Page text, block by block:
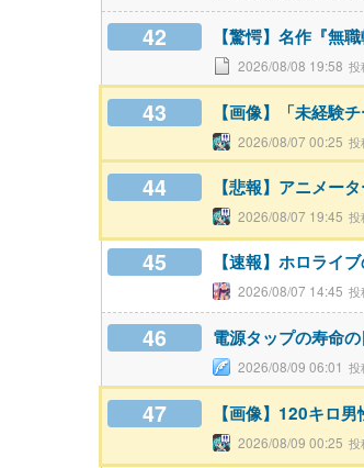
42 【驚愕】名作『無
2026/08/08 19:58
43 【画像】「未経験
2026/08/07 00:25
44 【悲報】アニメー
2026/08/07 19:45
45 【速報】ホロライ
2026/08/07 14:45
46 電源タップの寿命
2026/08/09 06:01
47 【画像】120キロ
2026/08/09 00:25